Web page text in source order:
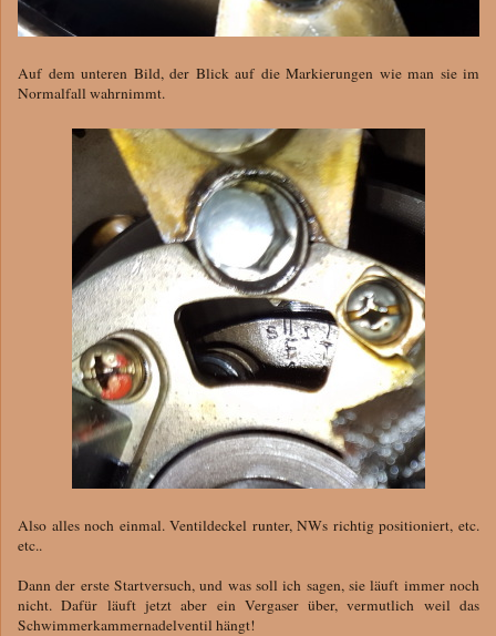
Auf dem unteren Bild, der Blick auf die Markierungen wie man sie im
Normalfall wahrnimmt.
Also alles noch einmal. Ventildeckel runter, NWs richtig positioniert, etc.
etc..
Dann der erste Startversuch, und was soll ich sagen, sie läuft immer noch
nicht. Dafür läuft jetzt aber ein Vergaser über, vermutlich weil das
Schwimmerkammernadelventil hängt!